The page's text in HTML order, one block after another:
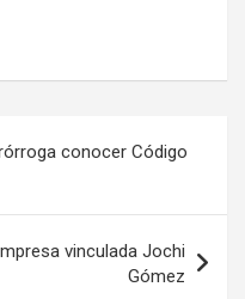
conocer Código
vinculada Jochi
Gómez